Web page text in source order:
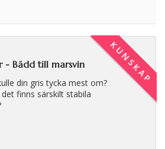
KUNSKAP
- Bädd till marsvin
din gris tycka mest om?
finns särskilt stabila